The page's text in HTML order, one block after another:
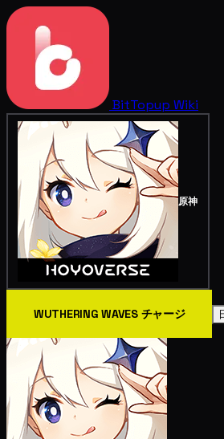
BitTopup Wiki
原神
WUTHERING WAVES チャージ